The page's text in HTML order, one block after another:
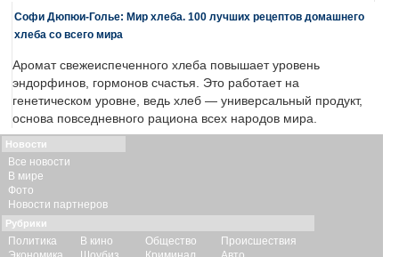
Софи Дюпюи-Голье: Мир хлеба. 100 лучших рецептов домашнего
хлеба со всего мира
Аромат свежеиспеченного хлеба повышает уровень
эндорфинов, гормонов счастья. Это работает на
генетическом уровне, ведь хлеб — универсальный продукт,
основа повседневного рациона всех народов мира.
Новости
Все новости
В мире
Фото
Новости партнеров
Рубрики
Политика
В кино
Общество
Происшествия